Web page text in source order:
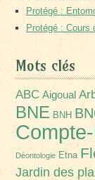
Protégé :
Protégé : Cours
Mots clés
ABC Aigoual
BNE BNH
Déontologie Etna
Jardin des